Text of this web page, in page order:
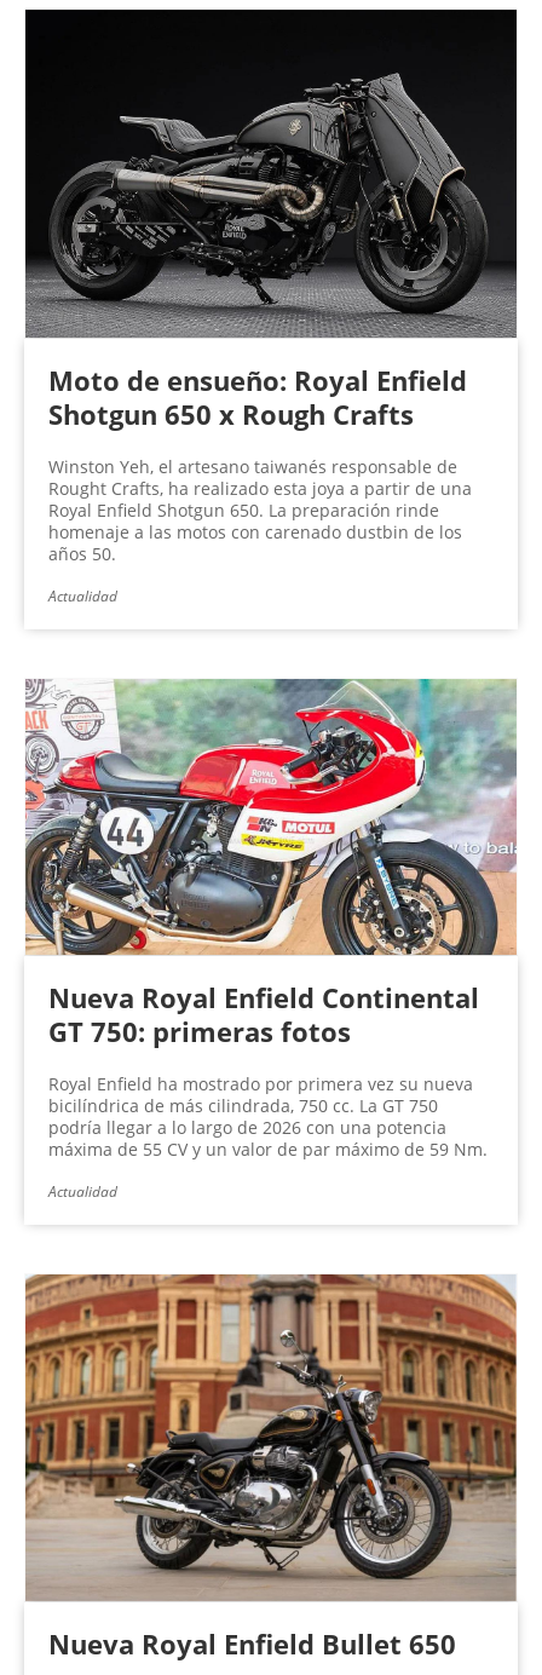
Moto de ensueño: Royal Enfield
Shotgun 650 x Rough Crafts
Winston Yeh, el artesano taiwanés responsable de
Rought Crafts, ha realizado esta joya a partir de una
Royal Enfield Shotgun 650. La preparación rinde
homenaje a las motos con carenado dustbin de los
años 50.
Actualidad
Nueva Royal Enfield Continental
GT 750: primeras fotos
Royal Enfield ha mostrado por primera vez su nueva
bicilíndrica de más cilindrada, 750 cc. La GT 750
podría llegar a lo largo de 2026 con una potencia
máxima de 55 CV y un valor de par máximo de 59 Nm.
Actualidad
Nueva Royal Enfield Bullet 650